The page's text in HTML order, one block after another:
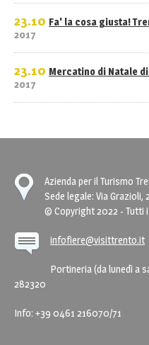
23.10
2017
Fa' la cosa giusta!
23.10
2017
Mercatino di Natale
Azienda per il Turismo
Sede legale: Via Grazioli,
© Copyright 2022 - Tutti
infofiere@visittrento.it
Portineria (da lunedì a
282320
Info: +39 0461 216070/71